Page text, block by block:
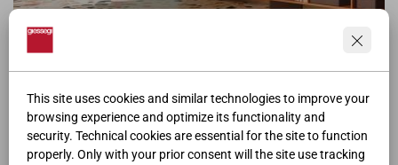
This site uses cookies and similar technologies to improve your
browsing experience and optimize its functionality and
security. Technical cookies are essential for the site to function
properly. Only with your prior consent will the site use tracking